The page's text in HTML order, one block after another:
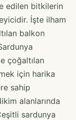
edilen bitkilerin
İşte ilham
balkon
çoğaltılan
için harika
sahip
alanlarında
sardunya